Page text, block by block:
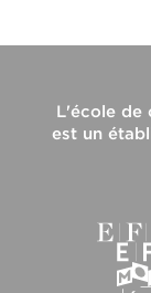
L'école de
est un